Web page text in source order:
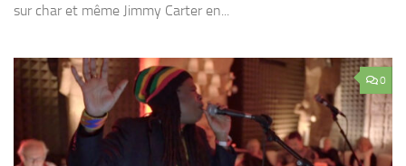
sur char et même Jimmy Carter en...
0